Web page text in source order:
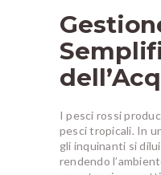
I pesci rossi
pesci tropicali. In
gli inquinanti si
rendendo